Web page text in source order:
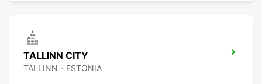
TALLINN CITY
TALLINN - ESTONIA